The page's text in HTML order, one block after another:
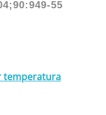
55
temperatura